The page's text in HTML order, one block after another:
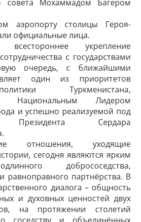
совета Мохаммадом Багером
аэропорту столицы ­Героя-
официальные лица.
укреп­ление
с государствами
очередь, с ближайшими
один из приоритетов
Туркменистана,
Национальным ­Лидером
и успешно реализуемой под
Президента Сердара
отношения, уходящие
сегодня являются ярким
добрососедства,
равноправного партнёрства. В
диалога – общность
и духовных ценностей двух
на протяжении столетий